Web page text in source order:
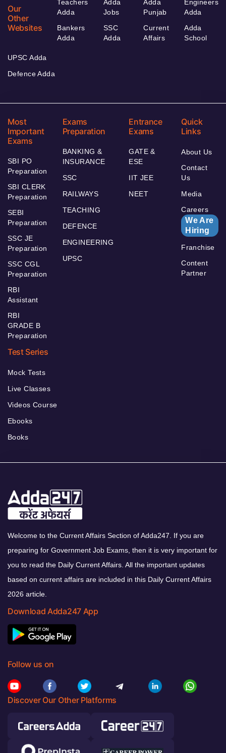
Our
Other
Websites
Teachers
Adda
Bankers
Adda
Adda
Jobs
SSC
Adda
Adda
Punjab
Current
Affairs
Engineers
Adda
Adda
School
UPSC Adda
Defence Adda
Most
Important
Exams
SBI PO
Preparation
SBI CLERK
Preparation
SEBI
Preparation
SSC JE
Preparation
SSC CGL
Preparation
RBI
Assistant
RBI
GRADE B
Preparation
Exams
Preparation
BANKING &
INSURANCE
SSC
RAILWAYS
TEACHING
DEFENCE
ENGINEERING
UPSC
Entrance
Exams
GATE &
ESE
IIT JEE
NEET
Quick
Links
About Us
Contact
Us
Media
Careers
We Are
Hiring
Franchise
Content
Partner
Test Series
Mock Tests
Live Classes
Videos Course
Ebooks
Books
Welcome to the Current Affairs Section of Adda247. If you are
preparing for Government Job Exams, then it is very important for
you to read the Daily Current Affairs. All the important updates
based on current affairs are included in this Daily Current Affairs
2026 article.
Download Adda247 App
Follow us on
Discover Our Other Platforms